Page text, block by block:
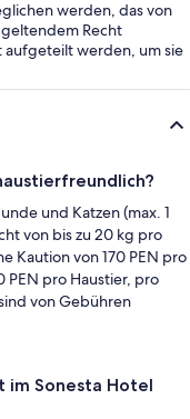
werden, das von
Recht
werden, um sie
und Katzen (max. 1
von bis zu 20 kg pro
Kaution von 170 PEN pro
PEN pro Haustier, pro
von Gebühren
Sonesta Hotel